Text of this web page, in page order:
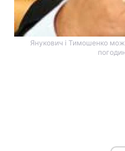
Янукович і Тимошенко